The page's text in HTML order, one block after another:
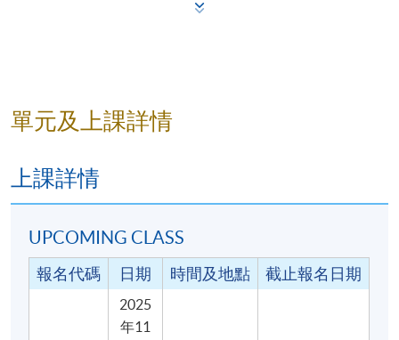
單元及上課詳情
上課詳情
UPCOMING CLASS
報名代碼 日期 時間及地點 截止報名日期
2025
年11